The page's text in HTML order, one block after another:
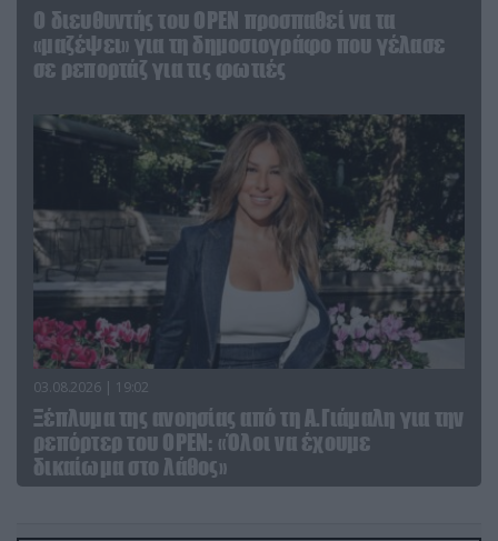
O διευθυντής του OPEN προσπαθεί να τα
«μαζέψει» για τη δημοσιογράφο που γέλασε
σε ρεπορτάζ για τις φωτιές
03.08.2026 | 19:02
Ξέπλυμα της ανοησίας από τη Α.Γιάμαλη για την
ρεπόρτερ του ΟΡΕΝ: «Όλοι να έχουμε
δικαίωμα στο λάθος»